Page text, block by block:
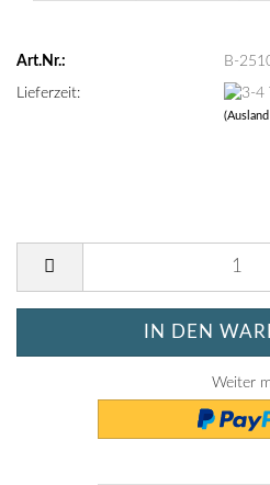
Art.Nr.: B-
Lieferzeit:
Weiter